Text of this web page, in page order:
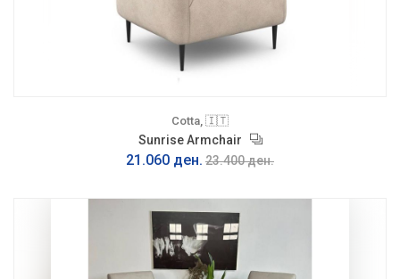
Cotta, 🇮🇹
Sunrise Armchair
21.060 ден. 23.400 ден.